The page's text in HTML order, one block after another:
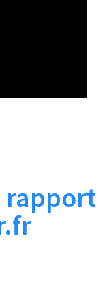
Channel
× 梶浦由記
歌）
rapport